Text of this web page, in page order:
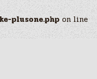
plusone.phpon line